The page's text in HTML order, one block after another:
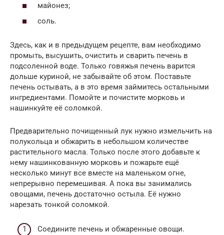
майонез;
соль.
Здесь, как и в предыдущем рецепте, вам необходимо
промыть, высушить, очистить и сварить печень в
подсоленной воде. Только говяжья печень варится
дольше куриной, не забывайте об этом. Поставьте
печень остывать, а в это время займитесь остальными
ингредиентами. Помойте и почистите морковь и
нашинкуйте её соломкой.
Предварительно почищенный лук нужно измельчить на
полукольца и обжарить в небольшом количестве
растительного масла. Только после этого добавьте к
нему нашинкованную морковь и пожарьте ещё
несколько минут все вместе на маленьком огне,
непрерывно перемешивая. А пока вы занимались
овощами, печень достаточно остыла. Её нужно
нарезать тонкой соломкой.
Соедините печень и обжаренные овощи.